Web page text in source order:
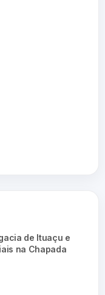
de Ituaçu e
na Chapada